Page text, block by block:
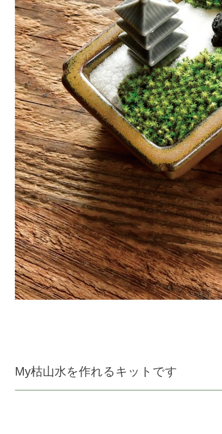
My枯山水を作れるキットです